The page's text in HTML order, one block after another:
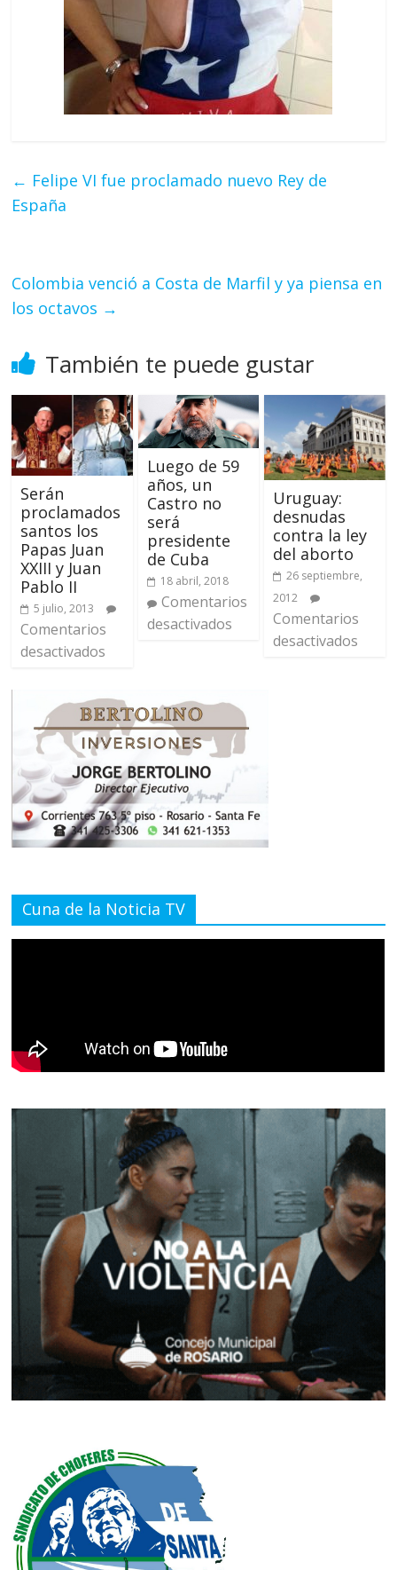
← Felipe VI fue proclamado nuevo Rey de
España
Colombia venció a Costa de Marfil y ya piensa en
los octavos →
También te puede gustar
Serán
proclamados
santos los
Papas Juan
XXIII y Juan
Pablo II
5 julio, 2013
Comentarios
desactivados
Luego de 59
años, un
Castro no
será
presidente
de Cuba
18 abril, 2018
Comentarios
desactivados
Uruguay:
desnudas
contra la ley
del aborto
26 septiembre,
2012
Comentarios
desactivados
Cuna de la Noticia TV